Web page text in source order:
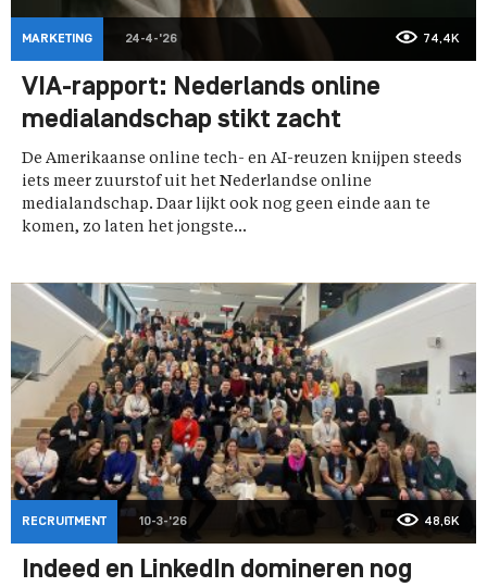
MARKETING 24-4-'26 74,4K
VIA-rapport: Nederlands online
medialandschap stikt zacht
De Amerikaanse online tech- en AI-reuzen knijpen steeds
iets meer zuurstof uit het Nederlandse online
medialandschap. Daar lijkt ook nog geen einde aan te
komen, zo laten het jongste...
RECRUITMENT 10-3-'26 48,6K
Indeed en LinkedIn domineren nog